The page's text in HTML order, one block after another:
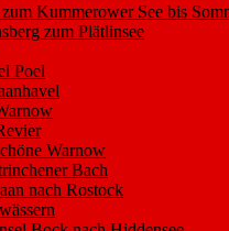
Kummerower See bis
zum Plätlinsee
Poel
Warnow
Bach
nach Rostock